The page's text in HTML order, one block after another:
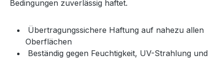
Bedingungen zuverlässig haftet.
Übertragungssichere Haftung auf nahezu allen
Oberflächen
Beständig gegen Feuchtigkeit, UV-Strahlung und